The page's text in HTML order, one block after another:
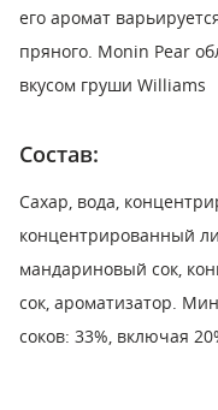
его аромат
пряного. Monin Pear
вкусом груши Williams
Состав:
Сахар, вода,
концентрированный
мандариновый сок,
сок, ароматизатор.
соков: 33%, включая